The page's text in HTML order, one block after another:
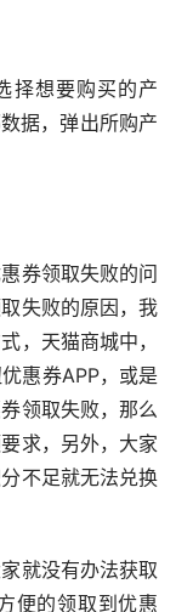
择想要购买的产
据，弹出所购产
券领取失败的问
失败的原因，我
，天猫商城中，
惠券APP，或是
领取失败，那么
求，另外，大家
不足就无法兑换
就没有办法获取
便的领取到优惠